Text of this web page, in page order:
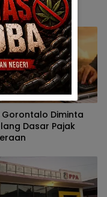
Gorontalo Diminta
Dasar Pajak